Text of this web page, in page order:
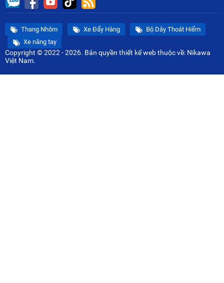
Thang Nhôm Xe Đẩy Hàng
Bộ Dây Thoát Hiểm
Xe nâng tay
Copyright © 2022 - 2026. Bản quyền thiết kế webthuộc về: Nikawa
Việt Nam.